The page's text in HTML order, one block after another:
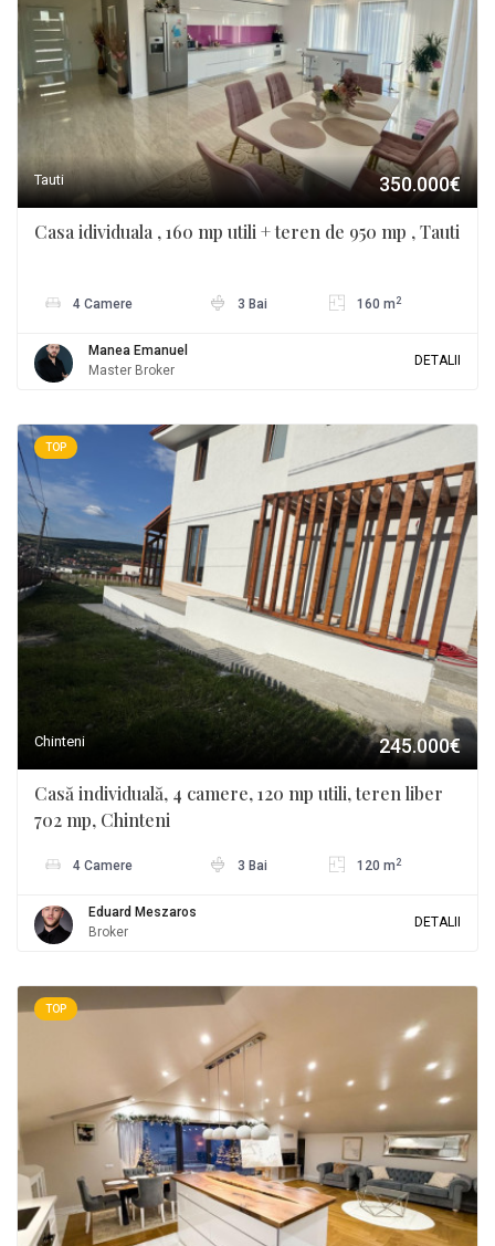
Tauti 350.000€
Casa idividuala , 160 mp utili + teren de 950 mp , Tauti
4 Camere 3 Bai 160 m 2
Manea Emanuel
Master Broker
DETALII
TOP
Chinteni 245.000€
Casă individuală, 4 camere, 120 mp utili, teren liber
702 mp, Chinteni
4 Camere 3 Bai 120 m 2
Eduard Meszaros
Broker
DETALII
TOP